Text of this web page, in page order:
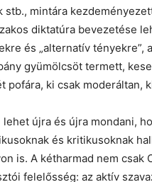
stb., mintára
diktatúra bevezetése
és „alternatív
gyümölcsöt termett,
pofára, ki csak moderáltan,
lehet újra és újra mondani,
és kritikusoknak
is. A kétharmad nem csak
felelősség: az aktív